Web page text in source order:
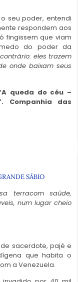
seu poder, entendi
respondem aos
fingissem que viam
do poder da
eles trazem
onde baixam seus
queda do céu –
Companhia das
SÁBIO
terracom saúde,
num lugar cheio
sacerdote, pajé e
que habita o
a Venezuela.